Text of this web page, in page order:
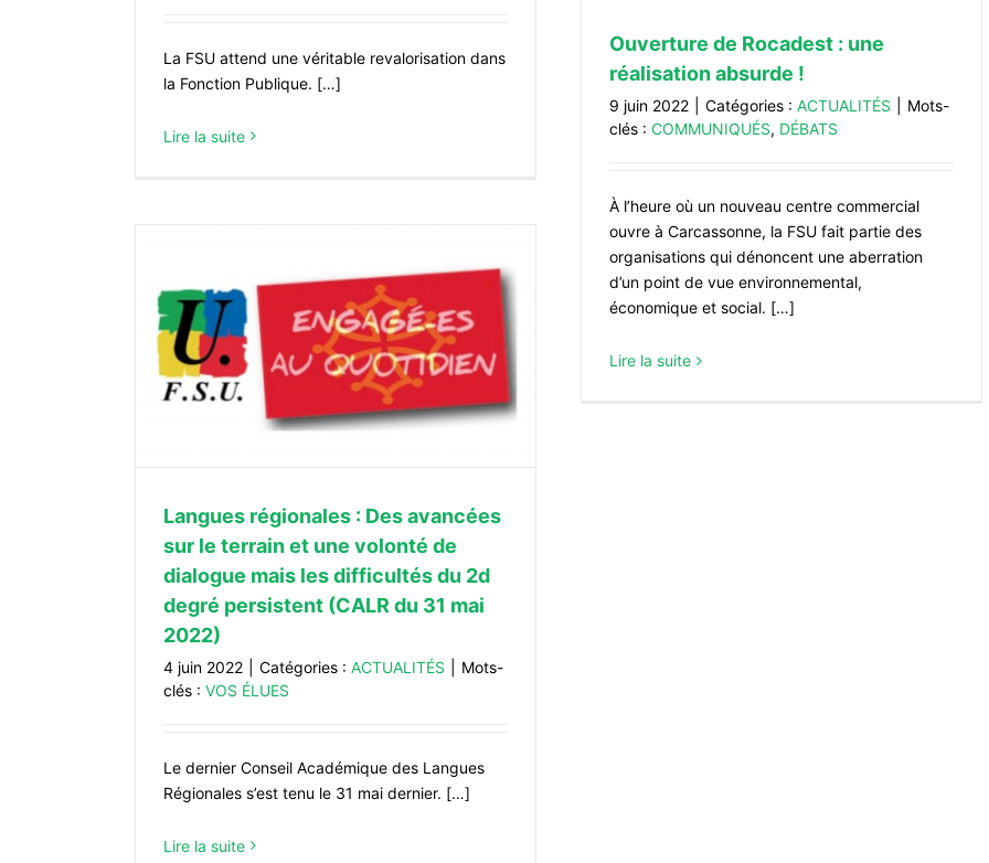
La FSU attend une véritable revalorisation dans
la Fonction Publique. […]
Lire la suite
Ouverture de Rocadest : une
réalisation absurde !
9 juin 2022 Catégories : ACTUALITÉS
Mots-
clés : COMMUNIQUÉS, DÉBATS
À l’heure où un nouveau centre commercial
ouvre à Carcassonne, la FSU fait partie des
organisations qui dénoncent une aberration
d’un point de vue environnemental,
économique et social. […]
Lire la suite
Langues régionales : Des avancées
sur le terrain et une volonté de
dialogue mais les difficultés du 2d
degré persistent (CALR du 31 mai
2022)
4 juin 2022 Catégories : ACTUALITÉS
Mots-
clés : VOS ÉLUES
Le dernier Conseil Académique des Langues
Régionales s’est tenu le 31 mai dernier. […]
Lire la suite